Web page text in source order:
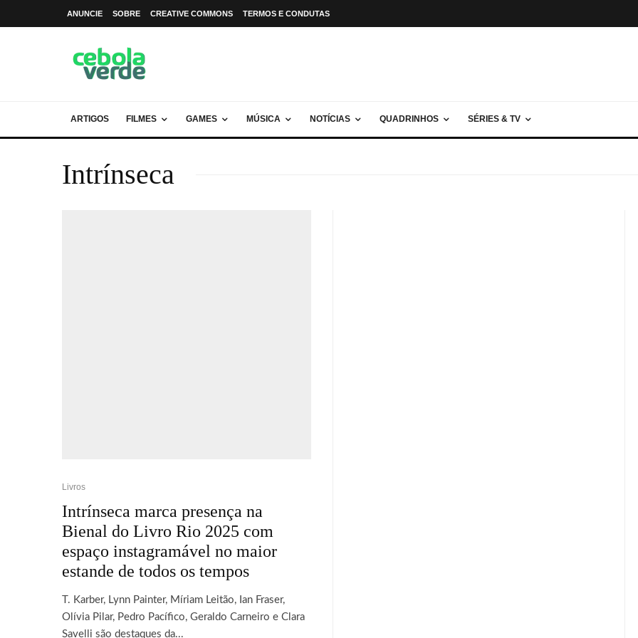
ANUNCIE SOBRE CREATIVE COMMONS TERMOS E CONDUTAS
ARTIGOS FILMES GAMES MÚSICA NOTÍCIAS QUADRINHOS SÉRIES & TV
Intrínseca
Livros
Intrínseca marca presença na
Bienal do Livro Rio 2025 com
espaço instagramável no maior
estande de todos os tempos
T. Karber, Lynn Painter, Míriam Leitão, Ian Fraser,
Olívia Pilar, Pedro Pacífico, Geraldo Carneiro e Clara
Savelli são destaques da...